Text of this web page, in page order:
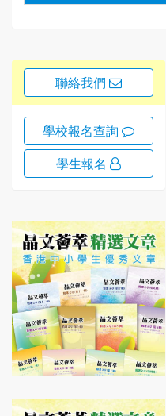
聯絡我們
學校報名查詢
學生報名